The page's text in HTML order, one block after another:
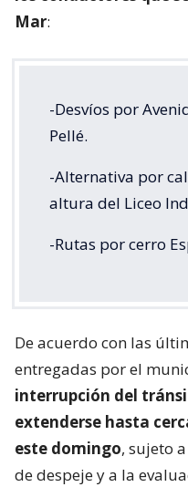
Mar:
-Desvíos por
Pellé.
-Alternativa por
altura del Liceo
-Rutas por cerro
De acuerdo con las
entregadas por el
interrupción del
extenderse hasta
este domingo, sujeto
de despeje y a la